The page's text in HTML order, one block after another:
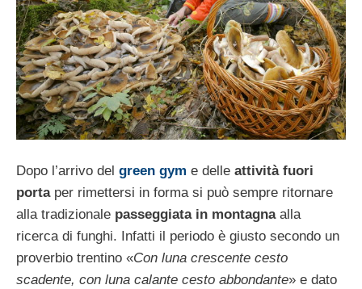
Dopo l’arrivo del green gym e delle attività fuori
portaper rimettersi in forma si può sempre ritornare
alla tradizionale passeggiata in montagnaalla
ricerca di funghi. Infatti il periodo è giusto secondo un
proverbio trentino «Con luna crescente cesto
scadente, con luna calante cesto abbondante» e dato